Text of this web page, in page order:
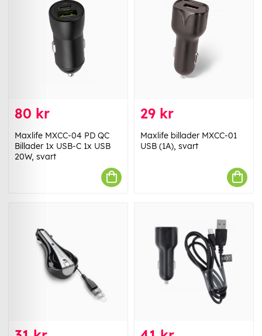
80 kr
Maxlife MXCC-04 PD QC
Billader 1x USB-C 1x USB
20W, svart
29 kr
Maxlife billader MXCC-01
USB (1A), svart